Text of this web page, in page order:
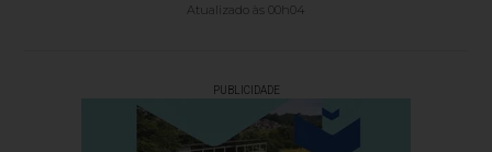
Atualizado às 00h04
PUBLICIDADE